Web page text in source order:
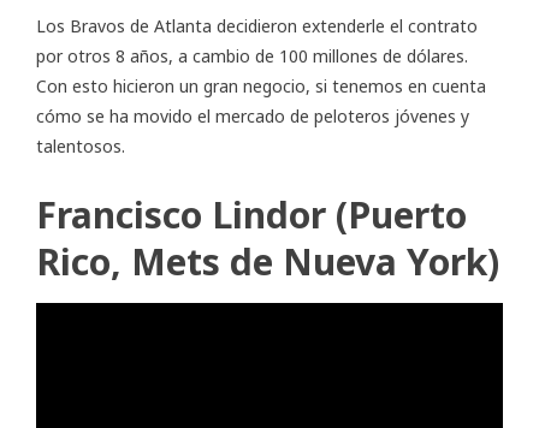
Los Bravos de Atlanta decidieron extenderle el contrato
por otros 8 años, a cambio de 100 millones de dólares.
Con esto hicieron un gran negocio, si tenemos en cuenta
cómo se ha movido el mercado de peloteros jóvenes y
talentosos.
Francisco Lindor (Puerto
Rico, Mets de Nueva York)